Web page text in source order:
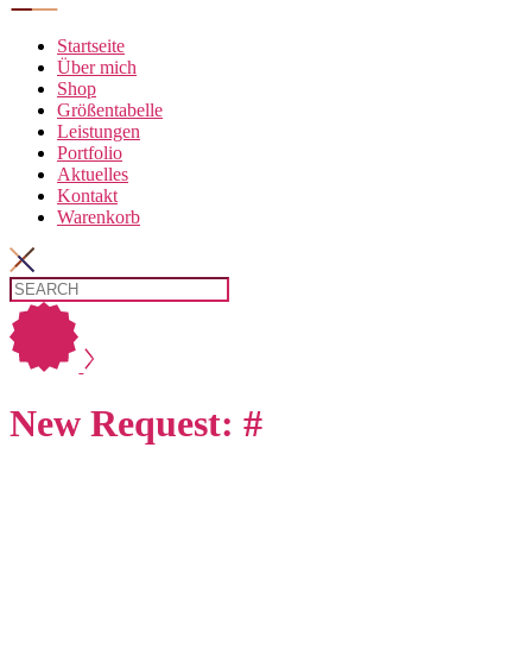
Startseite
Über mich
Shop
Größentabelle
Leistungen
Portfolio
Aktuelles
Kontakt
Warenkorb
New Request: #